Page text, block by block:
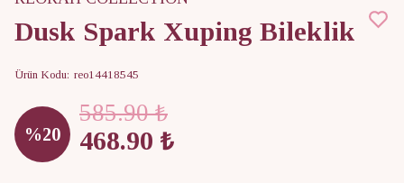
Dusk Spark Xuping Bileklik
Ürün Kodu: reo14418545
%20
585.90 ₺
468.90 ₺